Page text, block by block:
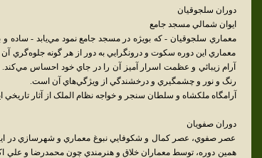
دوران سلجوقيان
ايوان شمالي مسجد جامع
معماري سلجوقيان - که بويژه در مسجد جامع نمود مي‌يابد - ساده و
معماري اين دوره سکوت و درونگرايي به دور از هر گونه جلوه‌گري آن
آرام زيبائي و عظمت اسرار آميز آن را در جاي خود احساس
رنگ و نور و چشمگيري و درخشندگي از ويژگي‌هاي آن است.
آرامگاه ملکشاه و سلطان سنجر و خواجه نظام الملک از آثار
دوران صفويان
عصر صفوي، عصر کمال و شکوفايي نبوغ معماري و شهرسازي در
همين دوره، توسط معماران خلاق و هنرمندي چون محمدرضا و علي